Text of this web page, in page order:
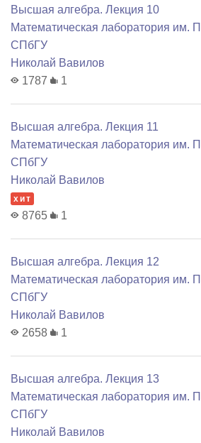
Высшая алгебра. Лекция 10
Математичеcкая лаборатория им.
СПбГУ
Николай Вавилов
1787
1
Высшая алгебра. Лекция 11
Математичеcкая лаборатория им.
СПбГУ
Николай Вавилов
хит
8765 1
Высшая алгебра. Лекция 12
Математичеcкая лаборатория им.
СПбГУ
Николай Вавилов
2658
1
Высшая алгебра. Лекция 13
Математичеcкая лаборатория им.
СПбГУ
Николай Вавилов